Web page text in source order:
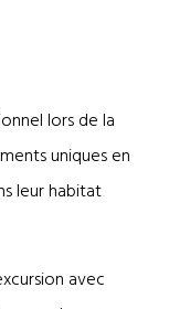
lors de la
uniques en
leur habitat
avec